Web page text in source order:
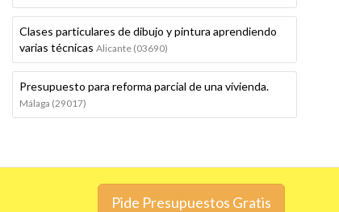
Clases particulares de dibujo y pintura aprendiendo
varias técnicas Alicante (03690)
Presupuesto para reforma parcial de una vivienda.
Málaga (29017)
Pide Presupuestos Gratis